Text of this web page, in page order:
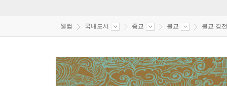
웰컴 국내도서 종교 불교 불교 경